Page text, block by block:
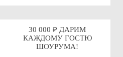
30 000 ₽ ДАРИМ
КАЖДОМУ ГОСТЮ
ШОУРУМА!